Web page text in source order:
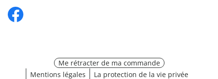
Me rétracter de ma commande
Mentions légales
La protection de la vie privée